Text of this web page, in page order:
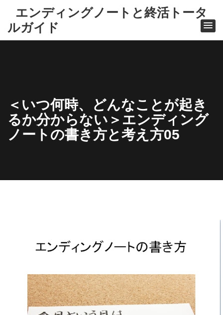
エンディングノートと終活トータ
ルガイド
＜いつ何時、どんなことが起き
るか分からない＞エンディング
ノートの書き方と考え方05
ィン
グノ
「書
き方
と考